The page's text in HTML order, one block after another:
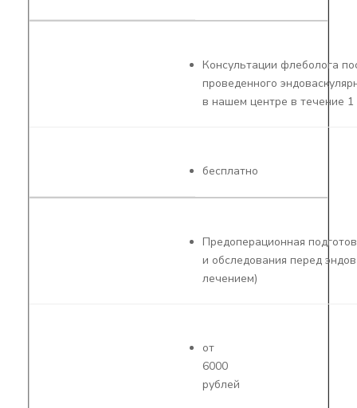
Консультации флеболога
проведенного
в нашем центре в течение 1
бесплатно
Предоперационная
и обследования перед
лечением)
от
6000
рублей